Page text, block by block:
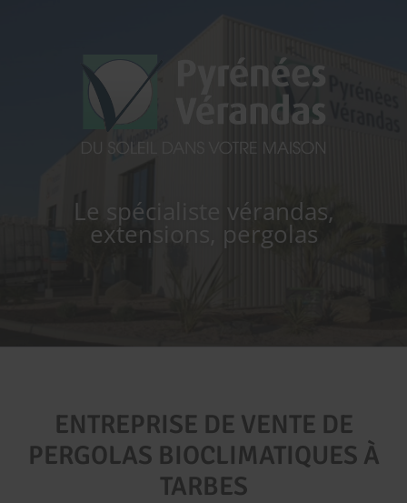
Le spécialiste vérandas,
extensions, pergolas
ENTREPRISE DE VENTE DE
PERGOLAS BIOCLIMATIQUES À
TARBES